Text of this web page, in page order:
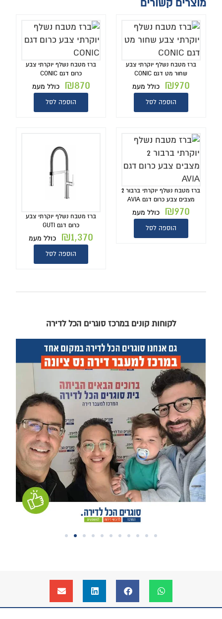
מוצרים קשורים
ברז מטבח נשלף יוקרתי צבע
שחור מט דגם CONIC
₪970 כולל מעמ
הוספה לסל
ברז מטבח נשלף יוקרתי צבע
כרום דגם CONIC
₪870 כולל מעמ
הוספה לסל
ברז מטבח נשלף יוקרתי ברבור 2
מצבים צבע כרום דגם AVIA
₪970 כולל מעמ
הוספה לסל
ברז מטבח נשלף יוקרתי צבע
כרום דגם GUTI
₪1,370 כולל מעמ
הוספה לסל
לקוחות קונים במרכז סוגרים הכל לדירה